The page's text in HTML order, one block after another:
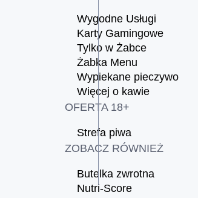
Wygodne Usługi
Karty Gamingowe
Tylko w Żabce
Żabka Menu
Wypiekane pieczywo
Więcej o kawie
OFERTA 18+
Strefa piwa
ZOBACZ RÓWNIEŻ
Butelka zwrotna
Nutri-Score